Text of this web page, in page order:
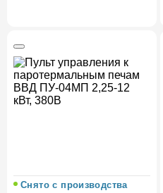
Снято с производства